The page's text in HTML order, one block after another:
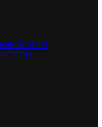
НОВОСТИ